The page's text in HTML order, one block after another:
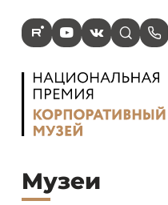
R Y V s p
Музеи